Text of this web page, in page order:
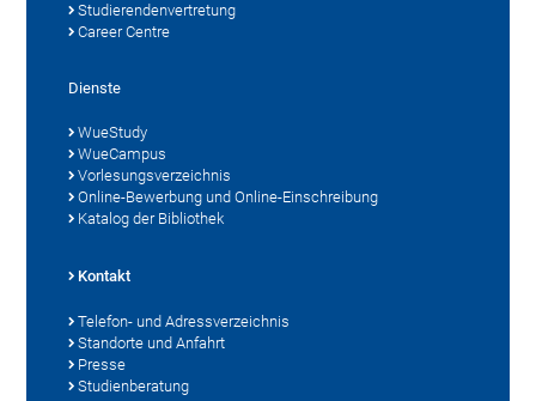
Studierendenvertretung
Career Centre
Dienste
WueStudy
WueCampus
Vorlesungsverzeichnis
Online-Bewerbung und Online-Einschreibung
Katalog der Bibliothek
Kontakt
Telefon- und Adressverzeichnis
Standorte und Anfahrt
Presse
Studienberatung